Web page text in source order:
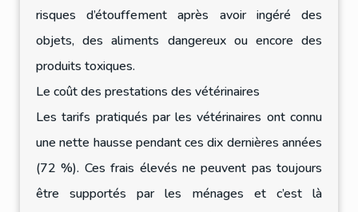
risques d’étouffement après avoir ingéré des
objets, des aliments dangereux ou encore des
produits toxiques.
Le coût des prestations des vétérinaires
Les tarifs pratiqués par les vétérinaires ont connu
une nette hausse pendant ces dix dernières années
(72 %). Ces frais élevés ne peuvent pas toujours
être supportés par les ménages et c’est là